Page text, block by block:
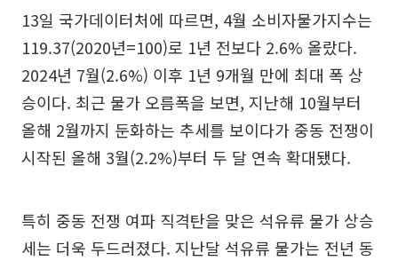
13일 국가데이터처에 따르면, 4월 소비자물가지수는
119.37(2020년=100)로 1년 전보다 2.6% 올랐다.
2024년 7월(2.6%) 이후 1년 9개월 만에 최대 폭 상
승이다. 최근 물가 오름폭을 보면, 지난해 10월부터
올해 2월까지 둔화하는 추세를 보이다가 중동 전쟁이
시작된 올해 3월(2.2%)부터 두 달 연속 확대됐다.
특히 중동 전쟁 여파 직격탄을 맞은 석유류 물가 상승
세는 더욱 두드러졌다. 지난달 석유류 물가는 전년 동